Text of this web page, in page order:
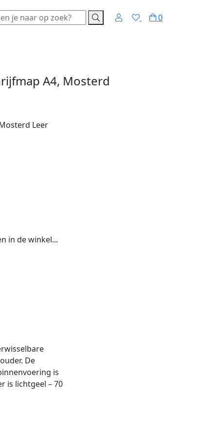
Zoeken 0
A4, Mosterd
Leer
in de winkel...
De
is
is lichtgeel – 70